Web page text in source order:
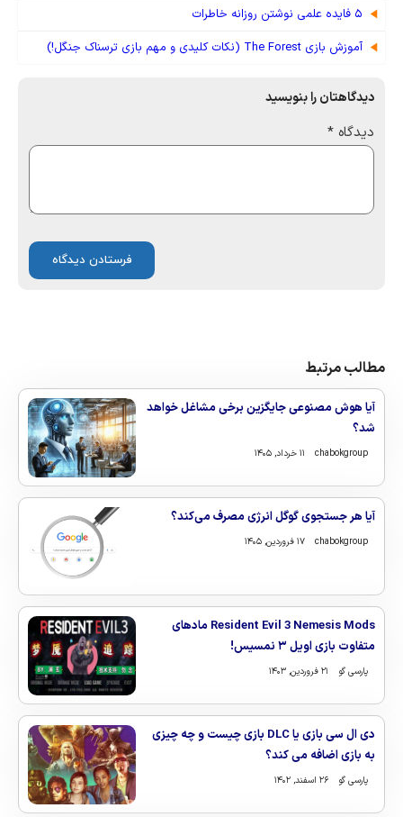
۵ فایده علمی نوشتن روزانه خاطرات
آموزش بازی The Forest (نکات کلیدی و مهم بازی ترسناک جنگل!)
دیدگاهتان را بنویسید
دیدگاه *
مطالب مرتبط
آیا هوش مصنوعی جایگزین برخی مشاغل خواهد
شد؟
chabokgroup ۱۱ خرداد, ۱۴۰۵
آیا هر جستجوی گوگل انرژی مصرف می‌کند؟
chabokgroup ۱۷ فروردین, ۱۴۰۵
Resident Evil 3 Nemesis Mods مادهای
متفاوت بازی اویل ۳ نمسیس!
پارسی گو ۲۱ فروردین, ۱۴۰۳
دی ال سی بازی یا DLC بازی چیست و چه چیزی
به بازی اضافه می کند؟
پارسی گو ۲۶ اسفند, ۱۴۰۲